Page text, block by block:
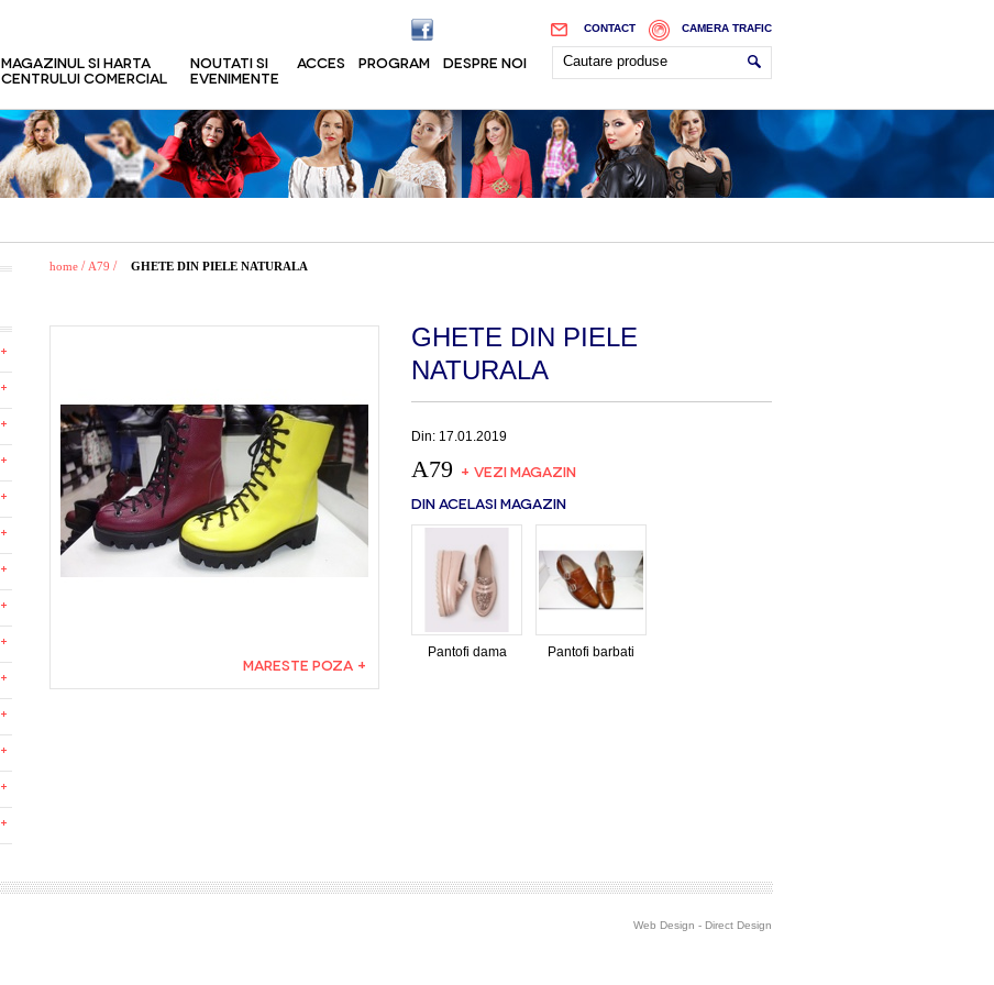
CAMERA TRAFIC
CONTACT
MAGAZINUL SI HARTA
CENTRULUI COMERCIAL
NOUTATI SI
EVENIMENTE
ACCES PROGRAM DESPRE NOI
home / A79 / GHETE DIN PIELE NATURALA
MARESTE POZA +
GHETE DIN PIELE
NATURALA
Din: 17.01.2019
A79 + VEZI MAGAZIN
DIN ACELASI MAGAZIN
Pantofi dama Pantofi barbati
Web Design - Direct Design